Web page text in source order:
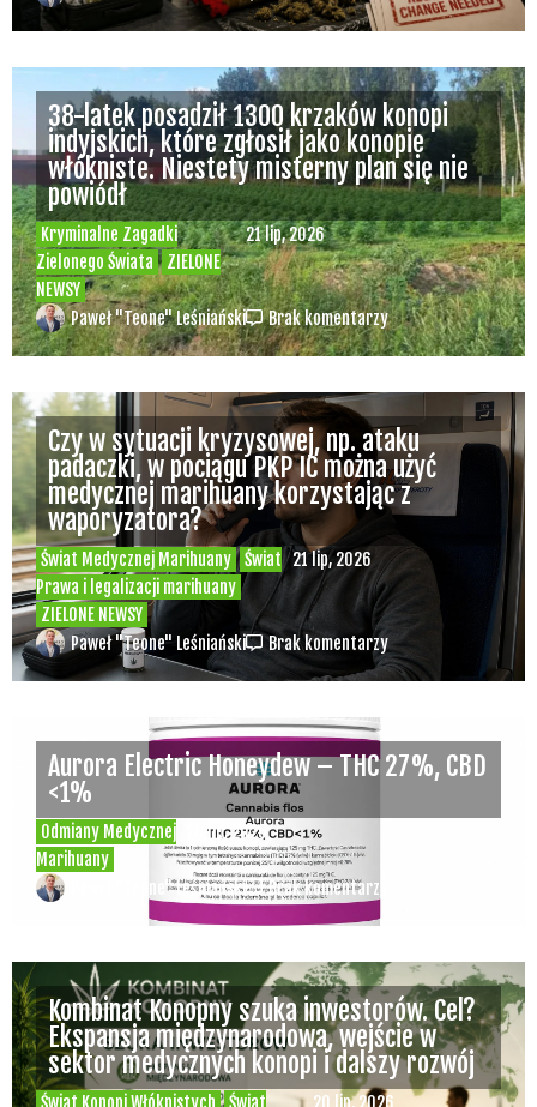
Świat Medycznej Marihuany
Świat
Prawa i legalizacji marihuany
ZIELONE NEWSY
12 lip, 2026
Recepty na medyczną marihuanę –
Ministerstwo Zdrowia zapowiada kolejne
zmiany
Paweł "Teone" Leśniański 3 komentarzy
Świat Palaczy
Świat Prawa i
legalizacji marihuany
ZIELONE
NEWSY
07 lip, 2026
Depenalizacji marihuany nie będzie – opinia
Biura Ekspertyz i Oceny Skutków Regulacji
nie pozostawia na projekcie suchej nitki, a
to nie jedyny problem
Paweł "Teone" Leśniański 10 komentarzy
Świat Medycznej Marihuany
Świat
Prawa i legalizacji marihuany
Świat
Zielonego Biznesu
ZIELONE NEWSY
03 lip, 2026
Rozmowa WeedNews – Produkcja
medycznej marihuany w Polsce – Konrad
Palka, prezes Panaceum Cannmed [VIDEO]
Paweł "Teone" Leśniański 3 komentarzy
Kryminalne Zagadki
03 lip, 2026
Służby udaremniły przemyt 1,2 tony
marihuany z Tajlandii do Polski [VIDEO]